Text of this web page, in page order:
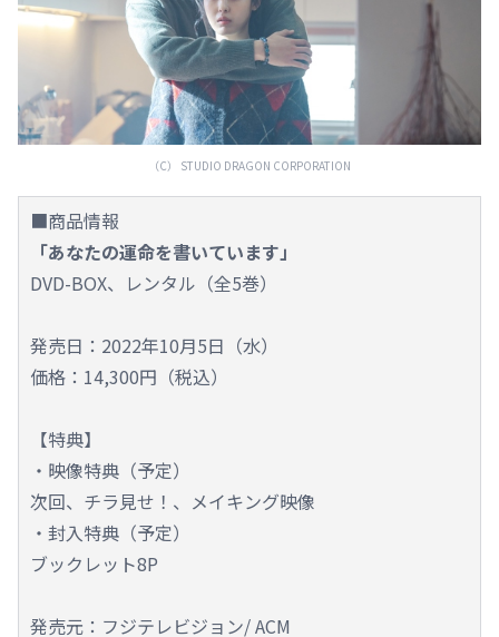
（C） STUDIO DRAGON CORPORATION
■商品情報
「あなたの運命を書いています」
DVD-BOX、レンタル（全5巻）
発売日：2022年10月5日（水）
価格：14,300円（税込）
【特典】
・映像特典（予定）
次回、チラ見せ！、メイキング映像
・封入特典（予定）
ブックレット8P
発売元：フジテレビジョン/ ACM